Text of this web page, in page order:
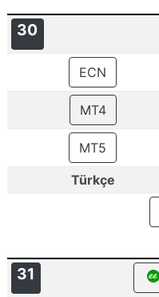
30
ECN
MT4
MT5
Türkçe
31